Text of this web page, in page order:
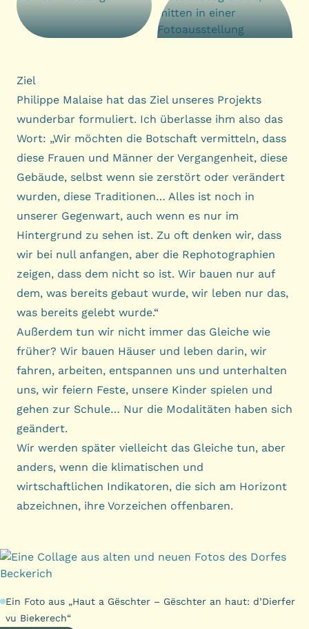
Ziel
Philippe Malaise hat das Ziel unseres Projekts
wunderbar formuliert. Ich überlasse ihm also das
Wort: „Wir möchten die Botschaft vermitteln, dass
diese Frauen und Männer der Vergangenheit, diese
Gebäude, selbst wenn sie zerstört oder verändert
wurden, diese Traditionen… Alles ist noch in
unserer Gegenwart, auch wenn es nur im
Hintergrund zu sehen ist. Zu oft denken wir, dass
wir bei null anfangen, aber die Rephotographien
zeigen, dass dem nicht so ist. Wir bauen nur auf
dem, was bereits gebaut wurde, wir leben nur das,
was bereits gelebt wurde.“
Außerdem tun wir nicht immer das Gleiche wie
früher? Wir bauen Häuser und leben darin, wir
fahren, arbeiten, entspannen uns und unterhalten
uns, wir feiern Feste, unsere Kinder spielen und
gehen zur Schule… Nur die Modalitäten haben sich
geändert.
Wir werden später vielleicht das Gleiche tun, aber
anders, wenn die klimatischen und
wirtschaftlichen Indikatoren, die sich am Horizont
abzeichnen, ihre Vorzeichen offenbaren.
Ein Foto aus „Haut a Gëschter – Gëschter an haut: d’Dierfer
vu Biekerech“